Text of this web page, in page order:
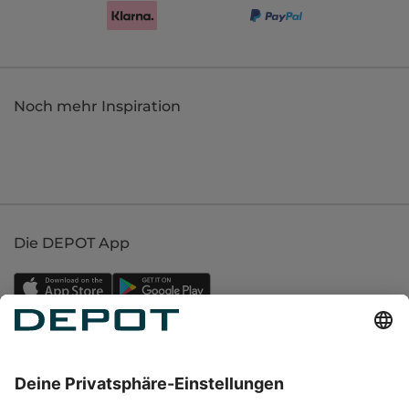
Noch mehr Inspiration
Die DEPOT App